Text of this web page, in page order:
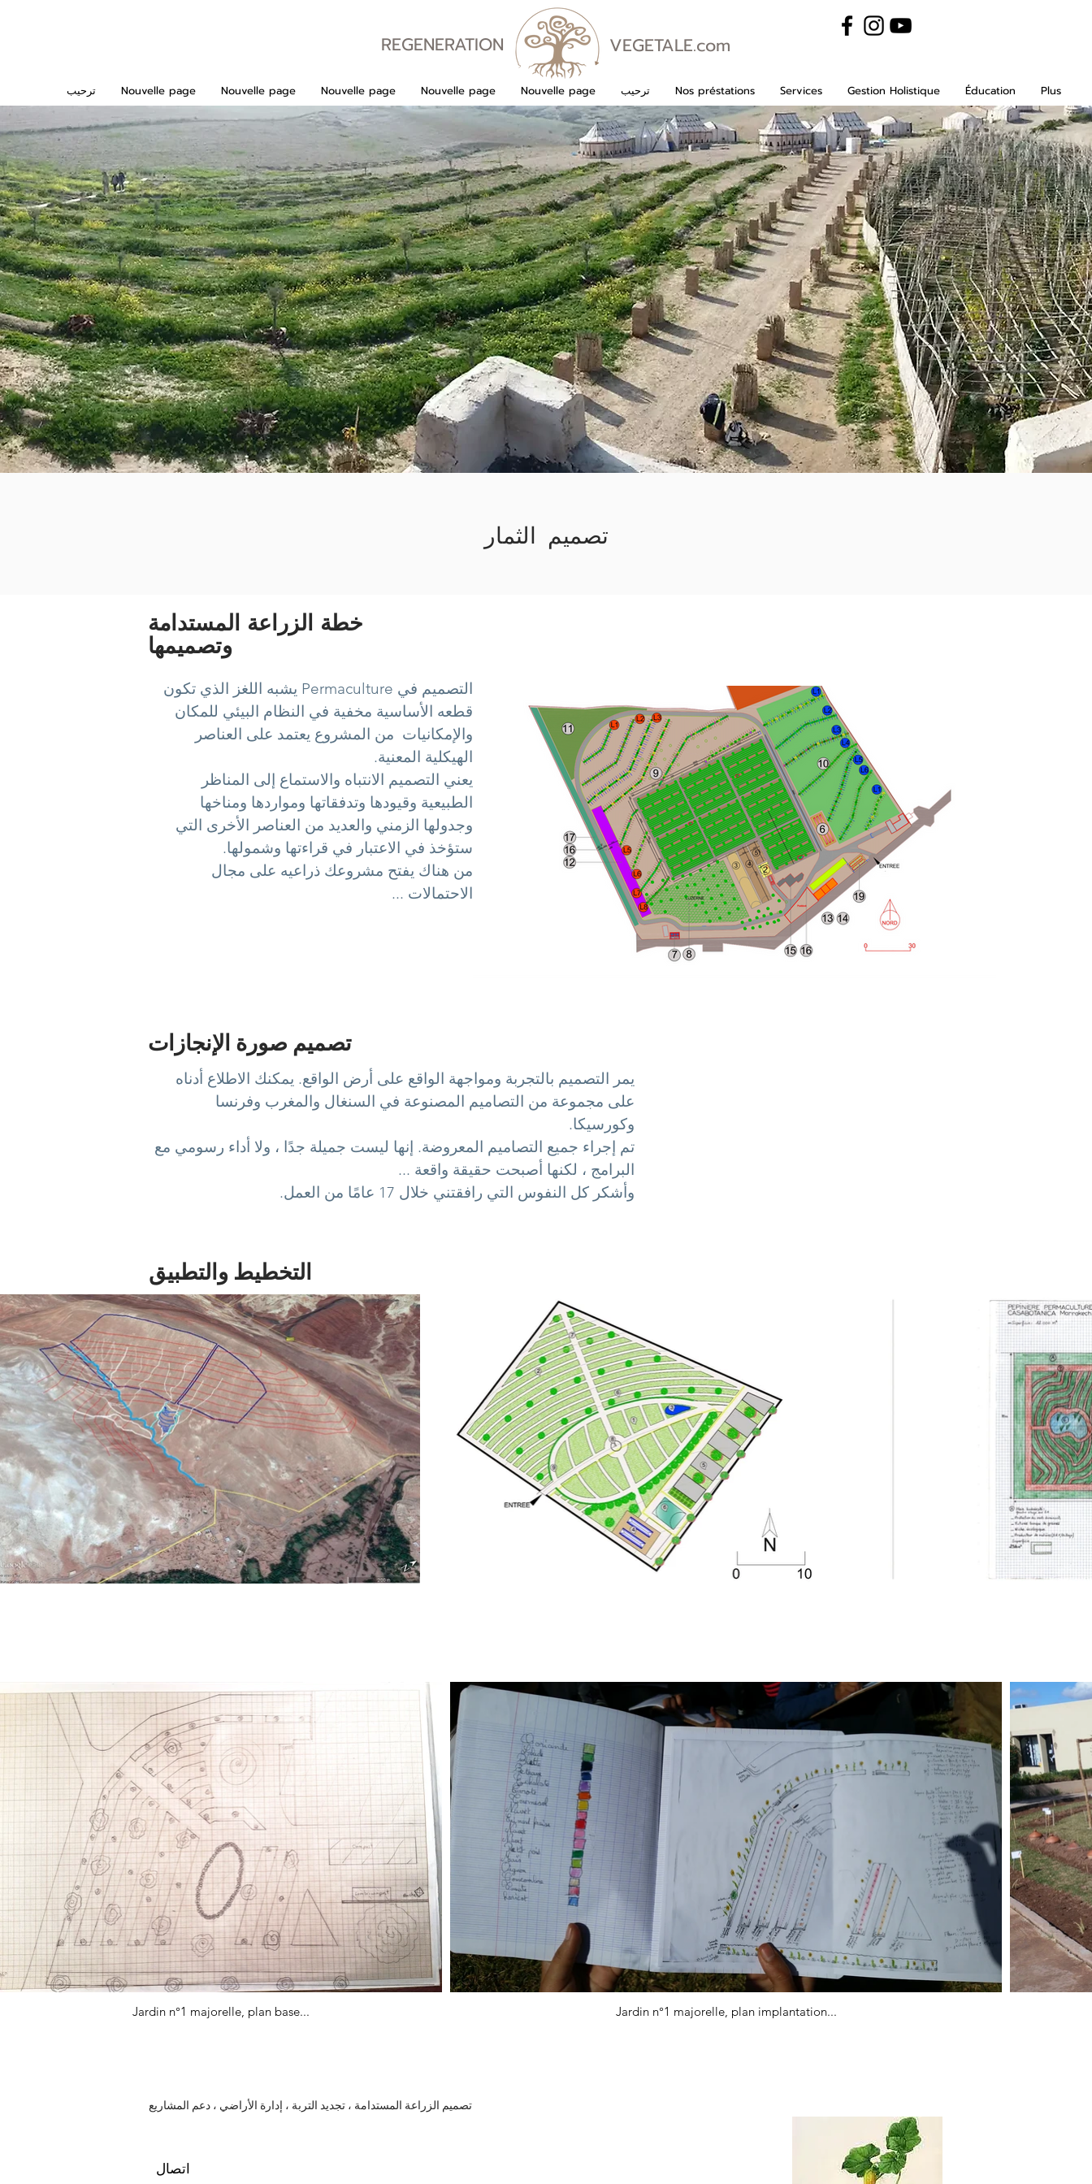
REGENERATION VEGETALE.com
ترحيب Nouvelle page Nouvelle page Nouvelle page Nouvelle page Nouvelle page ترحيب Nos préstations Services Gestion Holistique Éducation Plus
تصميم الزراعة المستدامة ، تجديد التربة ، إدارة الأراضي ، دعم المشاريع
تصميم الثمار
خطة الزراعة المستدامة
وتصميمها
التصميم في Permaculture يشبه اللغز الذي تكون
قطعه الأساسية مخفية في النظام البيئي للمكان
والإمكانيات من المشروع يعتمد على العناصر
الهيكلية المعنية.
يعني التصميم الانتباه والاستماع إلى المناظر
الطبيعية وقيودها وتدفقاتها ومواردها ومناخها
وجدولها الزمني والعديد من العناصر الأخرى التي
ستؤخذ في الاعتبار في قراءتها وشمولها.
من هناك يفتح مشروعك ذراعيه على مجال
الاحتمالات ...
تصميم صورة الإنجازات
يمر التصميم بالتجربة ومواجهة الواقع على أرض الواقع. يمكنك الاطلاع أدناه
على مجموعة من التصاميم المصنوعة في السنغال والمغرب وفرنسا
وكورسيكا.
تم إجراء جميع التصاميم المعروضة. إنها ليست جميلة جدًا ، ولا أداء رسومي مع
البرامج ، لكنها أصبحت حقيقة واقعة ...
وأشكر كل النفوس التي رافقتني خلال 17 عامًا من العمل.
التخطيط والتطبيق
التخطيط والتطبيق
Jardin n°1 majorelle, plan base... Jardin n°1 majorelle, plan implantation...
اتصال